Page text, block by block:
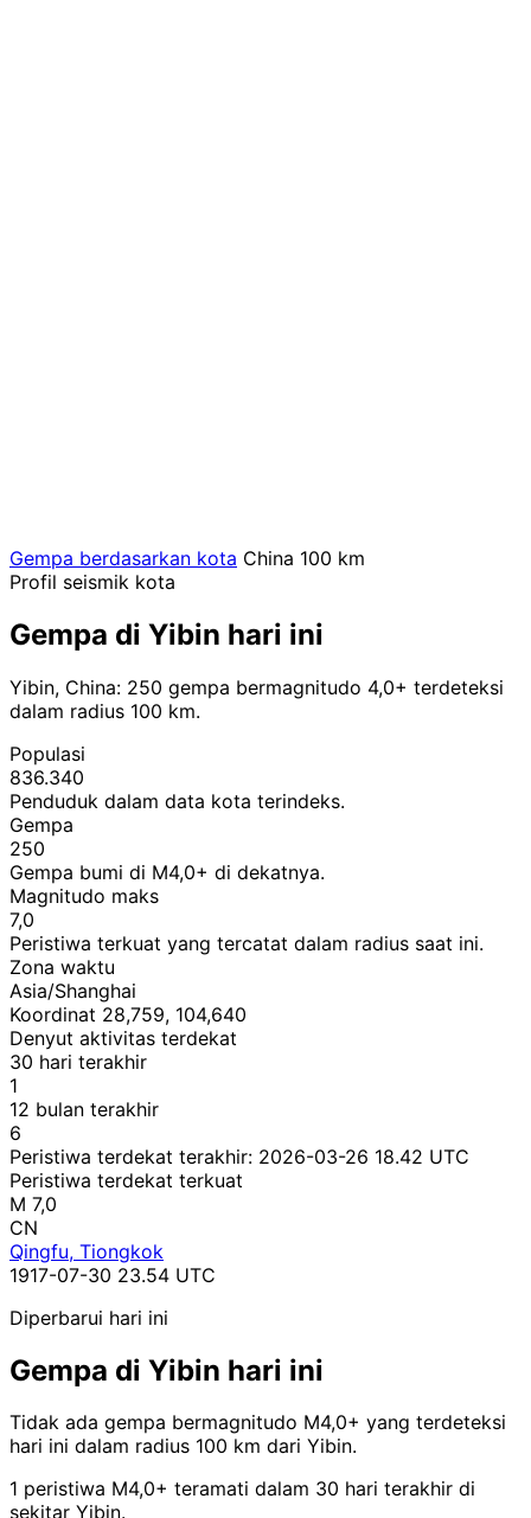
Gempa berdasarkan kota China 100 km
Profil seismik kota
Gempa di Yibin hari ini
Yibin, China: 250 gempa bermagnitudo 4,0+ terdeteksi
dalam radius 100 km.
Populasi
836.340
Penduduk dalam data kota terindeks.
Gempa
250
Gempa bumi di M4,0+ di dekatnya.
Magnitudo maks
7,0
Peristiwa terkuat yang tercatat dalam radius saat ini.
Zona waktu
Asia/Shanghai
Koordinat 28,759, 104,640
Denyut aktivitas terdekat
30 hari terakhir
1
12 bulan terakhir
6
Peristiwa terdekat terakhir: 2026-03-26 18.42 UTC
Peristiwa terdekat terkuat
M 7,0
CN
Qingfu, Tiongkok
1917-07-30 23.54 UTC
Diperbarui hari ini
Gempa di Yibin hari ini
Tidak ada gempa bermagnitudo M4,0+ yang terdeteksi
hari ini dalam radius 100 km dari Yibin.
1 peristiwa M4,0+ teramati dalam 30 hari terakhir di
sekitar Yibin.